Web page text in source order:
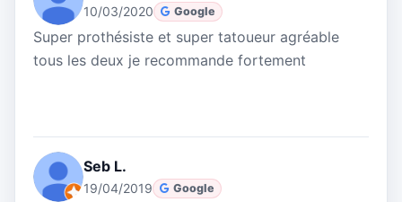
10/03/2020 Google
Super prothésiste et super tatoueur agréable
tous les deux je recommande fortement
Seb L.
19/04/2019 Google